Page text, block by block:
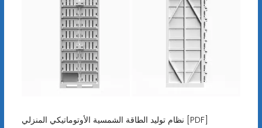
نظام توليد الطاقة الشمسية الأوتوماتيكي المنزلي [PDF]